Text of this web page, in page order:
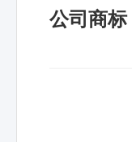
公司商标